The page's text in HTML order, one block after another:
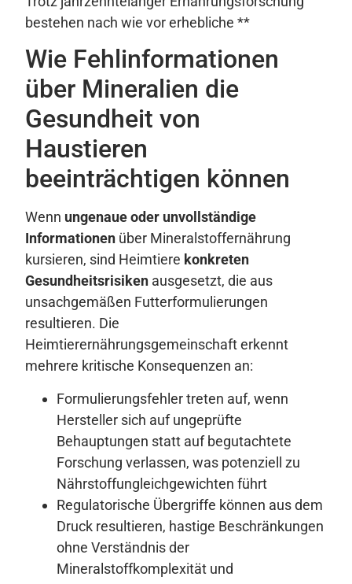
bestehen nach wie vor erhebliche **
Wie Fehlinformationen
über Mineralien die
Gesundheit von
Haustieren
beeinträchtigen können
Wenn ungenaue oder unvollständige
Informationen über Mineralstoffernährung
kursieren, sind Heimtiere konkreten
Gesundheitsrisiken ausgesetzt, die aus
unsachgemäßen Futterformulierungen
resultieren. Die
Heimtierernährungsgemeinschaft erkennt
mehrere kritische Konsequenzen an:
Formulierungsfehler treten auf, wenn
Hersteller sich auf ungeprüfte
Behauptungen statt auf begutachtete
Forschung verlassen, was potenziell zu
Nährstoffungleichgewichten führt
Regulatorische Übergriffe können aus dem
Druck resultieren, hastige Beschränkungen
ohne Verständnis der
Mineralstoffkomplexität und